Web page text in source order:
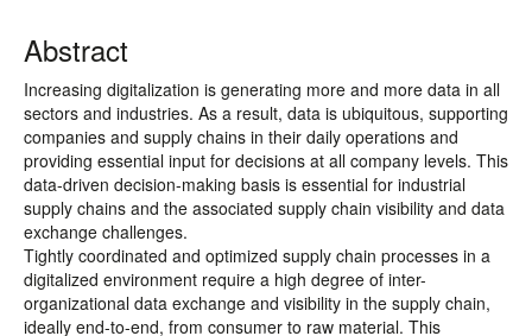
Abstract
Increasing digitalization is generating more and more data in all
sectors and industries. As a result, data is ubiquitous, supporting
companies and supply chains in their daily operations and
providing essential input for decisions at all company levels. This
data-driven decision-making basis is essential for industrial
supply chains and the associated supply chain visibility and data
exchange challenges.
Tightly coordinated and optimized supply chain processes in a
digitalized environment require a high degree of inter-
organizational data exchange and visibility in the supply chain,
ideally end-to-end, from consumer to raw material. This